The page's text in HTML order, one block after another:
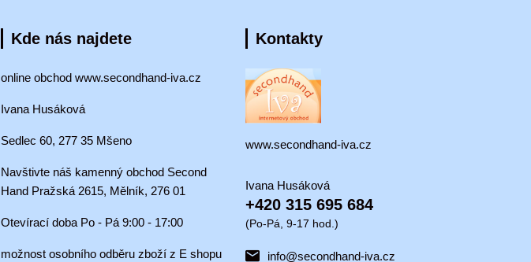
Kde nás najdete
online obchod www.secondhand-iva.cz
Ivana Husáková
Sedlec 60, 277 35 Mšeno
Navštivte náš kamenný obchod Second
Hand Pražská 2615, Mělník, 276 01
Otevírací doba Po - Pá 9:00 - 17:00
možnost osobního odběru zboží z E shopu
Kontakty
www.secondhand-iva.cz
Ivana Husáková
+420 315 695 684
(Po-Pá, 9-17 hod.)
info@secondhand-iva.cz